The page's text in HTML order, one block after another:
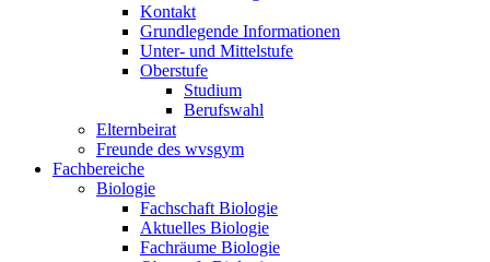
Kontakt
Grundlegende Informationen
Unter- und Mittelstufe
Oberstufe
Studium
Berufswahl
Elternbeirat
Freunde des wvsgym
Fachbereiche
Biologie
Fachschaft Biologie
Aktuelles Biologie
Fachräume Biologie